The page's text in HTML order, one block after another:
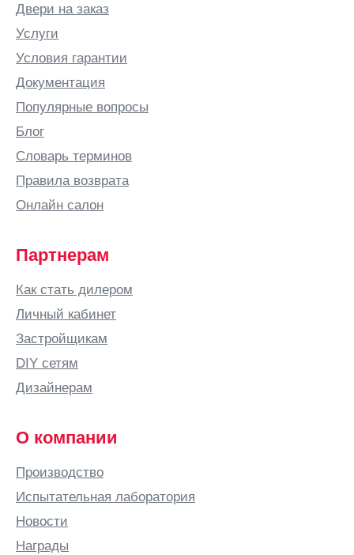
Двери на заказ
Услуги
Условия гарантии
Документация
Популярные вопросы
Блог
Словарь терминов
Правила возврата
Онлайн салон
Партнерам
Как стать дилером
Личный кабинет
Застройщикам
DIY сетям
Дизайнерам
О компании
Производство
Испытательная лаборатория
Новости
Награды